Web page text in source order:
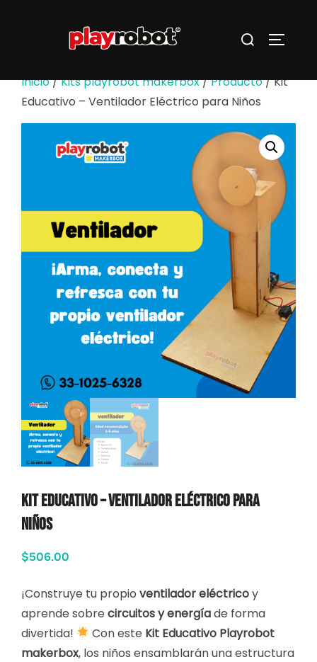
Buscar:
Inicio/Kits playrobot makerbox/Producto/ Kit
Educativo – Ventilador Eléctrico para Niños
Kit Educativo – Ventilador Eléctrico para
Niños
$506.00
¡Construye tu propio ventilador eléctricoy
aprende sobre circuitos y energíade forma
divertida!
Con este Kit Educativo Playrobot
makerbox, los niños ensamblarán una estructura